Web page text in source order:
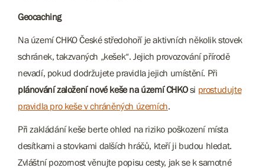
Geocaching
Na území CHKO České středohoří je aktivních několik stovek
schránek, takzvaných „kešek“. Jejich provozování přírodě
nevadí, pokud dodržujete pravidla jejich umístění. Při
plánování založení nové keše na území CHKOsi prostudujte
pravidla pro keše v chráněných územích.
Při zakládání keše berte ohled na riziko poškození místa
desítkami a stovkami dalších hráčů, kteří ji budou hledat.
Zvláštní pozornost věnujte popisu cesty, jak se k samotné